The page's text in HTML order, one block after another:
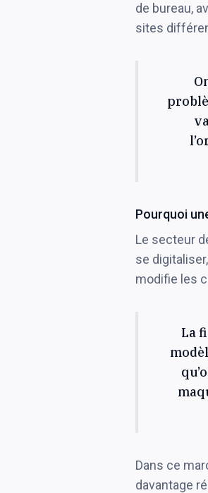
de bureau,
sites
Pourquoi
Le secteur
se
modifie les
La
Dans ce
davantage